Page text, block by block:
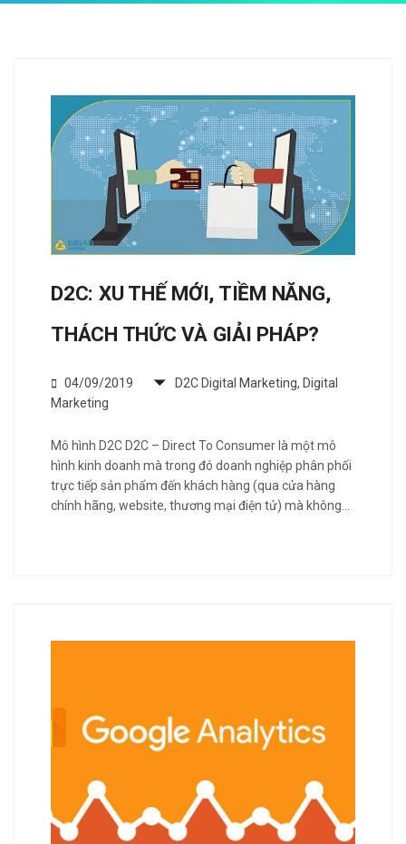
D2C: XU THẾ MỚI, TIỀM NĂNG,
THÁCH THỨC VÀ GIẢI PHÁP?
04/09/2019 D2C Digital Marketing, Digital
Marketing
Mô hình D2C D2C – Direct To Consumer là một mô
hình kinh doanh mà trong đó doanh nghiệp phân phối
trực tiếp sản phẩm đến khách hàng (qua cửa hàng
chính hãng, website, thương mại điện tử) mà không…